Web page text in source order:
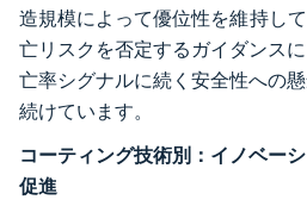
造規模によって優位性を維持し
亡リスクを否定するガイダンス
亡率シグナルに続く安全性への
続けています。
コーティング技術別：イノベー
促進